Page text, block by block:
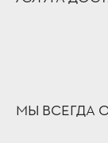
МЫ ВСЕГДА